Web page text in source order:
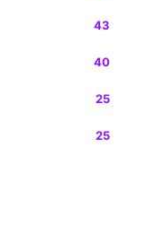
43
40
25
25